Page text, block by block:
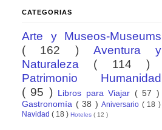
CATEGORIAS
Arte y Museos-Museums
( 162 ) Aventura y
Naturaleza ( 114 )
Patrimonio Humanidad
( 95 )
Libros para Viajar ( 57 )
Gastronomía ( 38 ) Aniversario ( 18 )
Navidad ( 18 ) Hoteles ( 12 )